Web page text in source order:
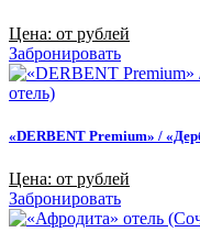
Цена: от рублей
Забронировать
«DERBENT Premium» /
Цена: от рублей
Забронировать